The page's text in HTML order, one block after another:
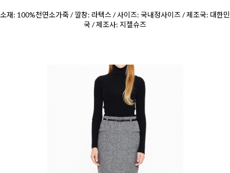
소재: 100%천연소가죽 / 깔창: 라텍스 / 사이즈: 국내정사이즈 / 제조국: 대한민
국 / 제조사: 지젤슈즈